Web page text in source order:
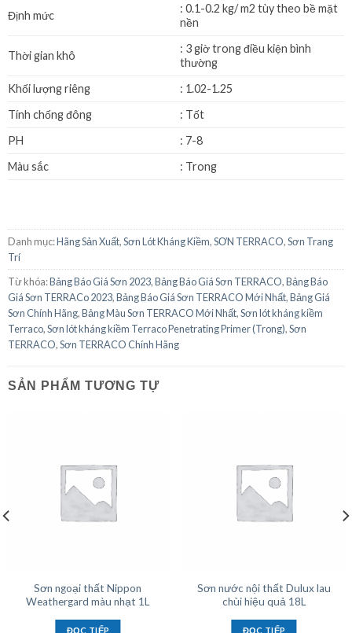
Định mức
: 0.1-0.2 kg/ m2 tùy theo bề mặt
nền
Thời gian khô
: 3 giờ trong điều kiện bình
thường
Khối lượng riêng
: 1.02-1.25
Tính chống đông
: Tốt
PH
: 7-8
Màu sắc
: Trong
Danh mục:Hãng Sản Xuất,Sơn Lót Kháng Kiềm,SƠN TERRACO,Sơn Trang
Trí
Từ khóa:Bảng Báo Giá Sơn 2023,Bảng Báo Giá Sơn TERRACO,Bảng Báo
Giá Sơn TERRACo 2023,Bảng Báo Giá Sơn TERRACO Mới Nhất,Bảng Giá
Sơn Chính Hãng,Bảng Màu Sơn TERRACO Mới Nhất,Sơn lót kháng kiềm
Terraco,Sơn lót kháng kiềm Terraco Penetrating Primer (Trong),Sơn
TERRACO,Sơn TERRACO Chính Hãng
SẢN PHẨM TƯƠNG TỰ
Sơn ngoại thất Nippon
Weathergard màu nhạt 1L
ĐỌC TIẾP
Sơn nước nội thất Dulux lau
chùi hiệu quả 18L
ĐỌC TIẾP